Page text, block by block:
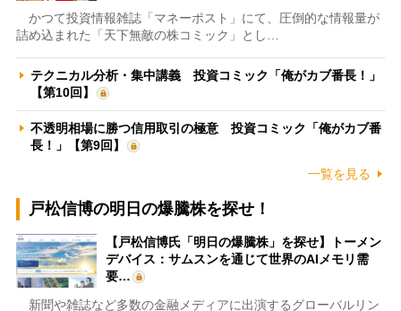
かつて投資情報雑誌「マネーポスト」にて、圧倒的な情報量が
詰め込まれた「天下無敵の株コミック」とし…
テクニカル分析・集中講義 投資コミック「俺がカブ番長！」
【第10回】
不透明相場に勝つ信用取引の極意 投資コミック「俺がカブ番
長！」【第9回】
一覧を見る
戸松信博の明日の爆騰株を探せ！
【戸松信博氏「明日の爆騰株」を探せ】トーメン
デバイス：サムスンを通じて世界のAIメモリ需
要…
新聞や雑誌など多数の金融メディアに出演するグローバルリン